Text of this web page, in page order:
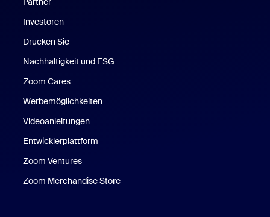
Investoren
Drücken Sie
Nachhaltigkeit und ESG
Zoom Cares
Werbemöglichkeiten
Videoanleitungen
Entwicklerplattform
Zoom Ventures
Zoom Merchandise Store